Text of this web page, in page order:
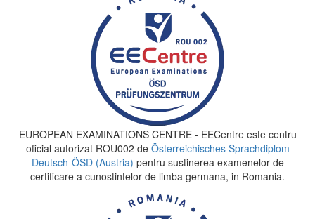
EUROPEAN EXAMINATIONS CENTRE - EECentre este centru
oficial autorizat ROU002 deÖsterreichisches Sprachdiplom
Deutsch-ÖSD (Austria) pentru sustinerea examenelor de
certificare a cunostintelor de limba germana, in Romania.